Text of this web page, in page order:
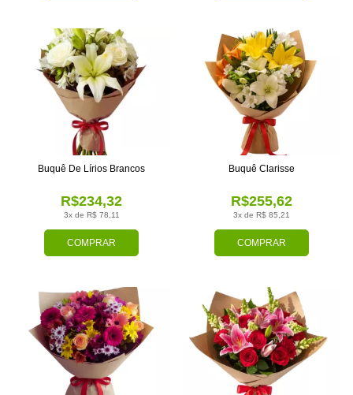
COMPRAR
3x de R$ 78,11
R$234,32
Buquê De Lírios Brancos
COMPRAR
3x de R$ 85,21
R$255,62
Buquê Clarisse